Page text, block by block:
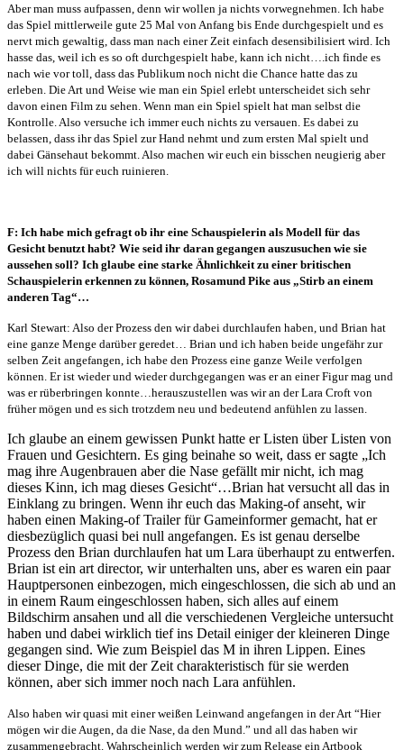
Aber man muss aufpassen, denn wir wollen ja nichts vorwegnehmen. Ich habe
das Spiel mittlerweile gute 25 Mal von Anfang bis Ende durchgespielt und es
nervt mich gewaltig, dass man nach einer Zeit einfach desensibilisiert wird. Ich
hasse das, weil ich es so oft durchgespielt habe, kann ich nicht….ich finde es
nach wie vor toll, dass das Publikum noch nicht die Chance hatte das zu
erleben. Die Art und Weise wie man ein Spiel erlebt unterscheidet sich sehr
davon einen Film zu sehen. Wenn man ein Spiel spielt hat man selbst die
Kontrolle. Also versuche ich immer euch nichts zu versauen. Es dabei zu
belassen, dass ihr das Spiel zur Hand nehmt und zum ersten Mal spielt und
dabei Gänsehaut bekommt. Also machen wir euch ein bisschen neugierig aber
ich will nichts für euch ruinieren.
F: Ich habe mich gefragt ob ihr eine Schauspielerin als Modell für das
Gesicht benutzt habt? Wie seid ihr daran gegangen auszusuchen wie sie
aussehen soll? Ich glaube eine starke Ähnlichkeit zu einer britischen
Schauspielerin erkennen zu können, Rosamund Pike aus „Stirb an einem
anderen Tag“…
Karl Stewart: Also der Prozess den wir dabei durchlaufen haben, und Brian hat
eine ganze Menge darüber geredet… Brian und ich haben beide ungefähr zur
selben Zeit angefangen, ich habe den Prozess eine ganze Weile verfolgen
können. Er ist wieder und wieder durchgegangen was er an einer Figur mag und
was er rüberbringen konnte…herauszustellen was wir an der Lara Croft von
früher mögen und es sich trotzdem neu und bedeutend anfühlen zu lassen.
Ich glaube an einem gewissen Punkt hatte er Listen über Listen von
Frauen und Gesichtern. Es ging beinahe so weit, dass er sagte „Ich
mag ihre Augenbrauen aber die Nase gefällt mir nicht, ich mag
dieses Kinn, ich mag dieses Gesicht“…Brian hat versucht all das in
Einklang zu bringen. Wenn ihr euch das Making-of anseht, wir
haben einen Making-of Trailer für Gameinformer gemacht, hat er
diesbezüglich quasi bei null angefangen. Es ist genau derselbe
Prozess den Brian durchlaufen hat um Lara überhaupt zu entwerfen.
Brian ist ein art director, wir unterhalten uns, aber es waren ein paar
Hauptpersonen einbezogen, mich eingeschlossen, die sich ab und an
in einem Raum eingeschlossen haben, sich alles auf einem
Bildschirm ansahen und all die verschiedenen Vergleiche untersucht
haben und dabei wirklich tief ins Detail einiger der kleineren Dinge
gegangen sind. Wie zum Beispiel das M in ihren Lippen. Eines
dieser Dinge, die mit der Zeit charakteristisch für sie werden
können, aber sich immer noch nach Lara anfühlen.
Also haben wir quasi mit einer weißen Leinwand angefangen in der Art “Hier
mögen wir die Augen, da die Nase, da den Mund.” und all das haben wir
zusammengebracht. Wahrscheinlich werden wir zum Release ein Artbook